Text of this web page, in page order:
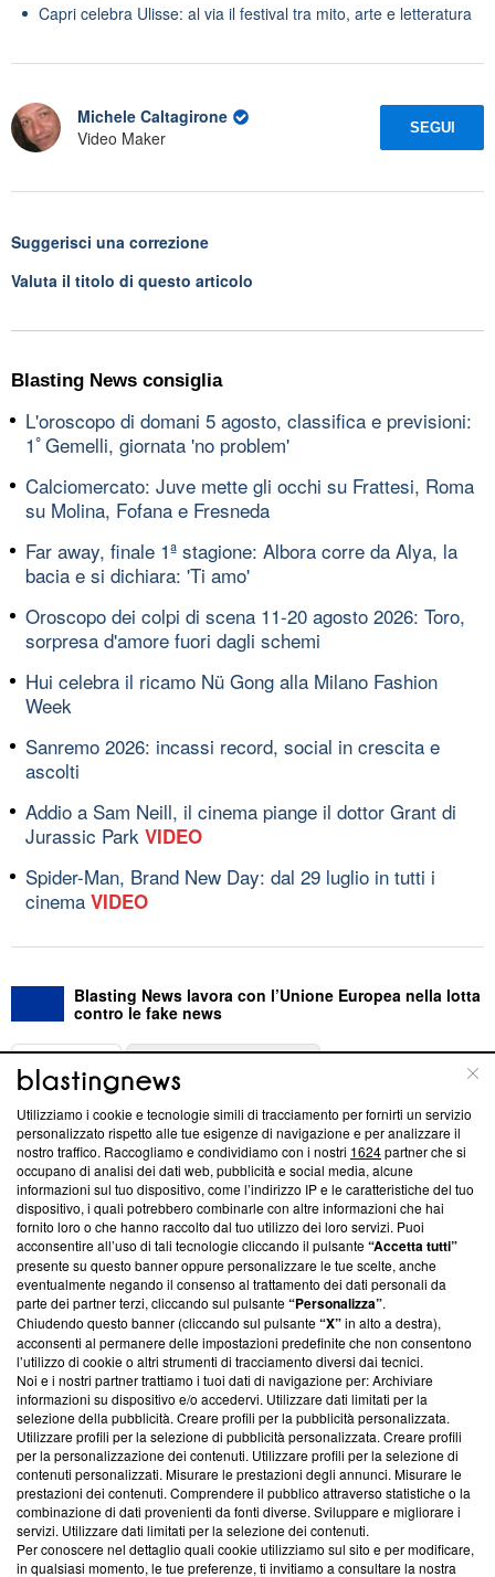
Capri celebra Ulisse: al via il festival tra mito, arte e letteratura
Michele Caltagirone
Video Maker
SEGUI
Suggerisci una correzione
Valuta il titolo di questo articolo
Blasting News consiglia
L'oroscopo di domani 5 agosto, classifica e previsioni:
1ﾟGemelli, giornata 'no problem'
Calciomercato: Juve mette gli occhi su Frattesi, Roma
su Molina, Fofana e Fresneda
Far away, finale 1ª stagione: Albora corre da Alya, la
bacia e si dichiara: 'Ti amo'
Oroscopo dei colpi di scena 11-20 agosto 2026: Toro,
sorpresa d'amore fuori dagli schemi
Hui celebra il ricamo Nü Gong alla Milano Fashion
Week
Sanremo 2026: incassi record, social in crescita e
ascolti
Addio a Sam Neill, il cinema piange il dottor Grant di
Jurassic Park VIDEO
Spider-Man, Brand New Day: dal 29 luglio in tutti i
cinema VIDEO
Blasting News lavora con l’Unione Europea nella lotta
contro le fake news
ABOUT
Questa sezione offre informazioni trasparenti su Blasting
News, sui nostri processi editoriali e su come ci impegniamo a
creare news di qualità. Inoltre, afferma la nostra aderenza a
‘Trust Project - News with Integrity’Blasting News non è
ancora membro del programma, ma ha richiesto di farne
parte; Trust Project non ha ancora effettuato una verifica di
conformità agli standard.
Su di noi
Team editoriale
Corporate
Redazione
Informativa Privacy
Cookie Policy
Blasting SA, IDI CHE-247.845.224, Via Carlo Frasca, 3 - 6900
Lugano (Svizzera) Tel:+39 0690258937
Utilizziamo i cookie e tecnologie simili di tracciamento per fornirti un servizio
personalizzato rispetto alle tue esigenze di navigazione e per analizzare il
nostro traffico. Raccogliamo e condividiamo con i nostri 1624partner che si
occupano di analisi dei dati web, pubblicità e social media, alcune
informazioni sul tuo dispositivo, come l’indirizzo IP e le caratteristiche del tuo
dispositivo, i quali potrebbero combinarle con altre informazioni che hai
fornito loro o che hanno raccolto dal tuo utilizzo dei loro servizi. Puoi
acconsentire all’uso di tali tecnologie cliccando il pulsante“Accetta tutti”
presente su questo banner oppure personalizzare le tue scelte, anche
eventualmente negando il consenso al trattamento dei dati personali da
parte dei partner terzi, cliccando sul pulsante“Personalizza”.
Chiudendo questo banner (cliccando sul pulsante“X”in alto a destra),
acconsenti al permanere delle impostazioni predefinite che non consentono
l’utilizzo di cookie o altri strumenti di tracciamento diversi dai tecnici.
Noi e i nostri partner trattiamo i tuoi dati di navigazione per: Archiviare
informazioni su dispositivo e/o accedervi. Utilizzare dati limitati per la
selezione della pubblicità. Creare profili per la pubblicità personalizzata.
Utilizzare profili per la selezione di pubblicità personalizzata. Creare profili
per la personalizzazione dei contenuti. Utilizzare profili per la selezione di
contenuti personalizzati. Misurare le prestazioni degli annunci. Misurare le
prestazioni dei contenuti. Comprendere il pubblico attraverso statistiche o la
combinazione di dati provenienti da fonti diverse. Sviluppare e migliorare i
servizi. Utilizzare dati limitati per la selezione dei contenuti.
Per conoscere nel dettaglio quali cookie utilizziamo sul sito e per modificare,
in qualsiasi momento, le tue preferenze, ti invitiamo a consultare la nostra